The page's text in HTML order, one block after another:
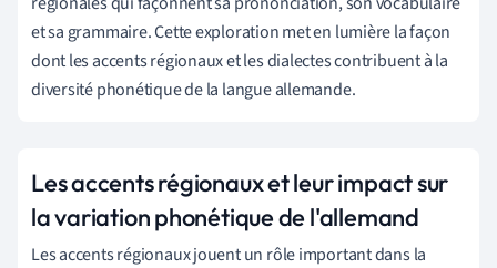
et sa grammaire. Cette exploration met en lumière la façon
dont les accents régionaux et les dialectes contribuent à la
diversité phonétique de la langue allemande.
Les accents régionaux et leur impact sur
la variation phonétique de l'allemand
Les accents régionaux jouent un rôle important dans la